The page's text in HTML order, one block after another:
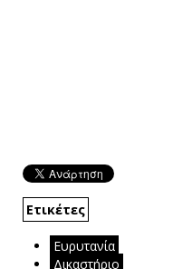
Ετικέτες
Ευρυτανία
Δικαστήριο